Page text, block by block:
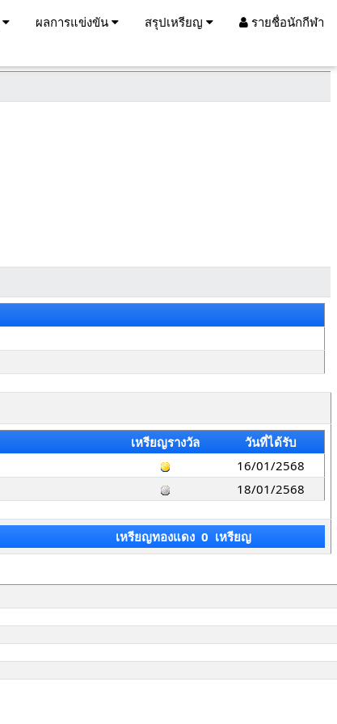
ผลการแข่งขัน สรุปเหรียญ รายชื่อนักกีฬา
เหรียญรางวัล
วันที่ได้รับ
16/01/2568
18/01/2568
เหรียญทองแดง 0 เหรียญ